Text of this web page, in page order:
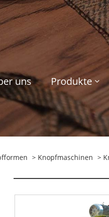
uns Produkte
> Knopfmaschinen >